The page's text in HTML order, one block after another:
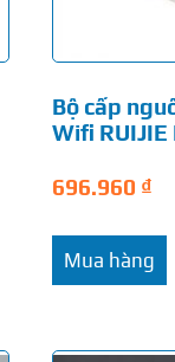
Bộ cấp
Wifi RUIJIE
696.960 ₫
Mua hàng